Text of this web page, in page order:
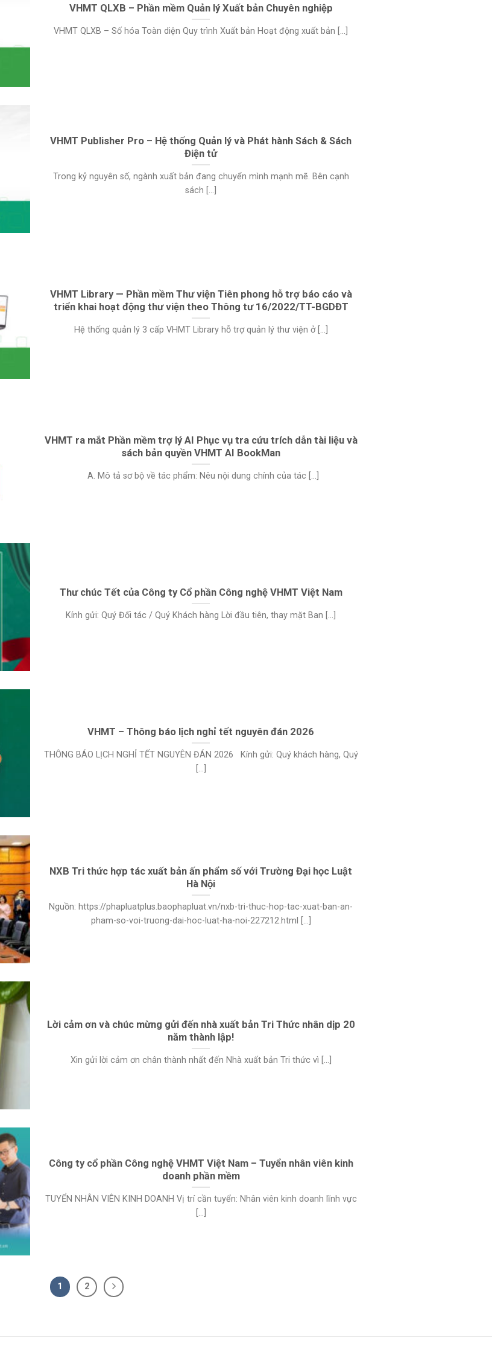
VHMT QLXB – Phần mềm Quản lý Xuất bản Chuyên nghiệp
VHMT QLXB – Số hóa Toàn diện Quy trình Xuất bản Hoạt động xuất bản [...]
VHMT Publisher Pro – Hệ thống Quản lý và Phát hành Sách & Sách
Điện tử
Trong kỷ nguyên số, ngành xuất bản đang chuyển mình mạnh mẽ. Bên cạnh
sách [...]
VHMT Library — Phần mềm Thư viện Tiên phong hỗ trợ báo cáo và
triển khai hoạt động thư viện theo Thông tư 16/2022/TT-BGDĐT
Hệ thống quản lý 3 cấp VHMT Library hỗ trợ quản lý thư viện ở [...]
VHMT ra mắt Phần mềm trợ lý AI Phục vụ tra cứu trích dẫn tài liệu và
sách bản quyền VHMT AI BookMan
A. Mô tả sơ bộ về tác phẩm: Nêu nội dung chính của tác [...]
Thư chúc Tết của Công ty Cổ phần Công nghệ VHMT Việt Nam
Kính gửi: Quý Đối tác / Quý Khách hàng Lời đầu tiên, thay mặt Ban [...]
VHMT – Thông báo lịch nghỉ tết nguyên đán 2026
THÔNG BÁO LỊCH NGHỈ TẾT NGUYÊN ĐÁN 2026 Kính gửi: Quý khách hàng, Quý
[...]
NXB Tri thức hợp tác xuất bản ấn phẩm số với Trường Đại học Luật
Hà Nội
Nguồn: https://phapluatplus.baophapluat.vn/nxb-tri-thuc-hop-tac-xuat-ban-an-
pham-so-voi-truong-dai-hoc-luat-ha-noi-227212.html [...]
Lời cảm ơn và chúc mừng gửi đến nhà xuất bản Tri Thức nhân dịp 20
năm thành lập!
Xin gửi lời cảm ơn chân thành nhất đến Nhà xuất bản Tri thức vì [...]
Công ty cổ phần Công nghệ VHMT Việt Nam – Tuyển nhân viên kinh
doanh phần mềm
TUYỂN NHÂN VIÊN KINH DOANH Vị trí cần tuyển: Nhân viên kinh doanh lĩnh vực
[...]
1 2